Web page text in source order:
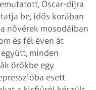
Oscar-díjra
be, idős korában
nővérek mosodáiban
és fél éven át
minden
örökbe egy
esett